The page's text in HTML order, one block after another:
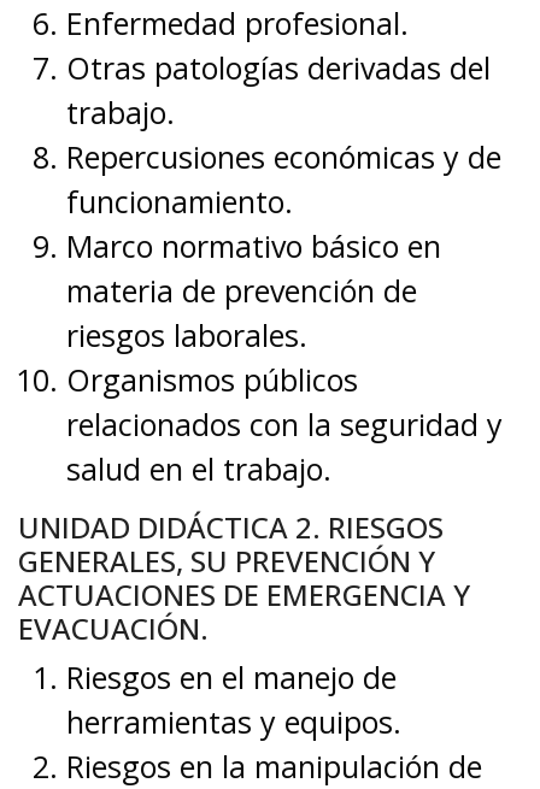
Enfermedad profesional.
Otras patologías derivadas del
trabajo.
Repercusiones económicas y de
funcionamiento.
Marco normativo básico en
materia de prevención de
riesgos laborales.
Organismos públicos
relacionados con la seguridad y
salud en el trabajo.
UNIDAD DIDÁCTICA 2. RIESGOS
GENERALES, SU PREVENCIÓN Y
ACTUACIONES DE EMERGENCIA Y
EVACUACIÓN.
Riesgos en el manejo de
herramientas y equipos.
Riesgos en la manipulación de